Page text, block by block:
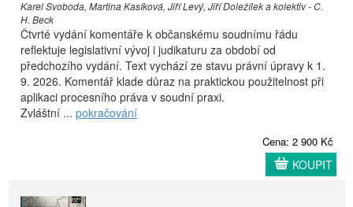
Karel Svoboda, Martina Kasíková, Jiří Levý, Jiří Doležílek a kolektiv - C.
H. Beck
Čtvrté vydání komentáře k občanskému soudnímu řádu
reflektuje legislativní vývoj i judikaturu za období od
předchozího vydání. Text vychází ze stavu právní úpravy k 1.
9. 2026. Komentář klade důraz na praktickou použitelnost při
aplikaci procesního práva v soudní praxi.
Zvláštní ... pokračování
Cena: 2 900 Kč
KOUPIT